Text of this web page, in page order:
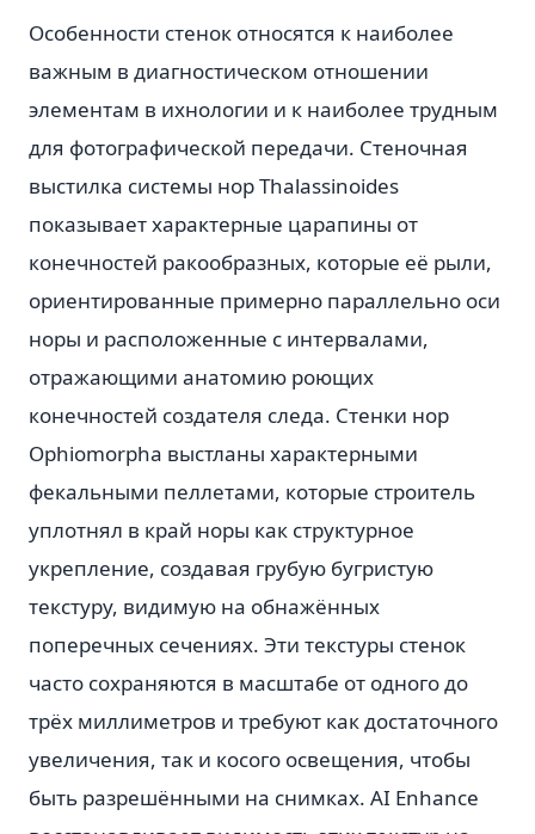
Особенности стенок относятся к наиболее
важным в диагностическом отношении
элементам в ихнологии и к наиболее трудным
для фотографической передачи. Стеночная
выстилка системы нор Thalassinoides
показывает характерные царапины от
конечностей ракообразных, которые её рыли,
ориентированные примерно параллельно оси
норы и расположенные с интервалами,
отражающими анатомию роющих
конечностей создателя следа. Стенки нор
Ophiomorpha выстланы характерными
фекальными пеллетами, которые строитель
уплотнял в край норы как структурное
укрепление, создавая грубую бугристую
текстуру, видимую на обнажённых
поперечных сечениях. Эти текстуры стенок
часто сохраняются в масштабе от одного до
трёх миллиметров и требуют как достаточного
увеличения, так и косого освещения, чтобы
быть разрешёнными на снимках. AI Enhance